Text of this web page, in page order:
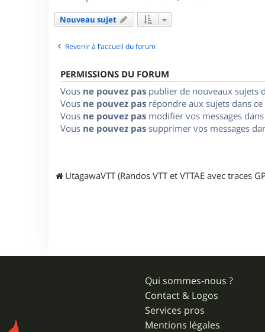
Nouveau sujet
Revenir à l’accueil du forum
PERMISSIONS DU FORUM
Vous ne pouvez pas publier de nouveaux sujets
Vous ne pouvez pas répondre aux sujets dans
Vous ne pouvez pas modifier vos messages
Vous ne pouvez pas supprimer vos messages
UtagawaVTT (Randos VTT et VTTAE avec traces
Qui sommes-nous ?
Contact & Logos
Services pros
Mentions légales